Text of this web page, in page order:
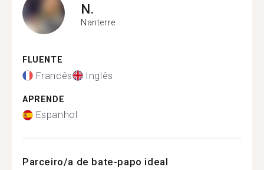
N.
Nanterre
FLUENTE
Francês Inglês
APRENDE
Espanhol
Parceiro/a de bate-papo ideal